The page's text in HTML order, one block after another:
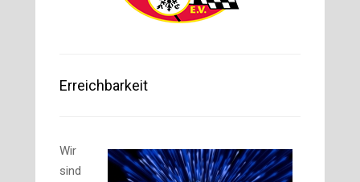
Erreichbarkeit
Wir
sind